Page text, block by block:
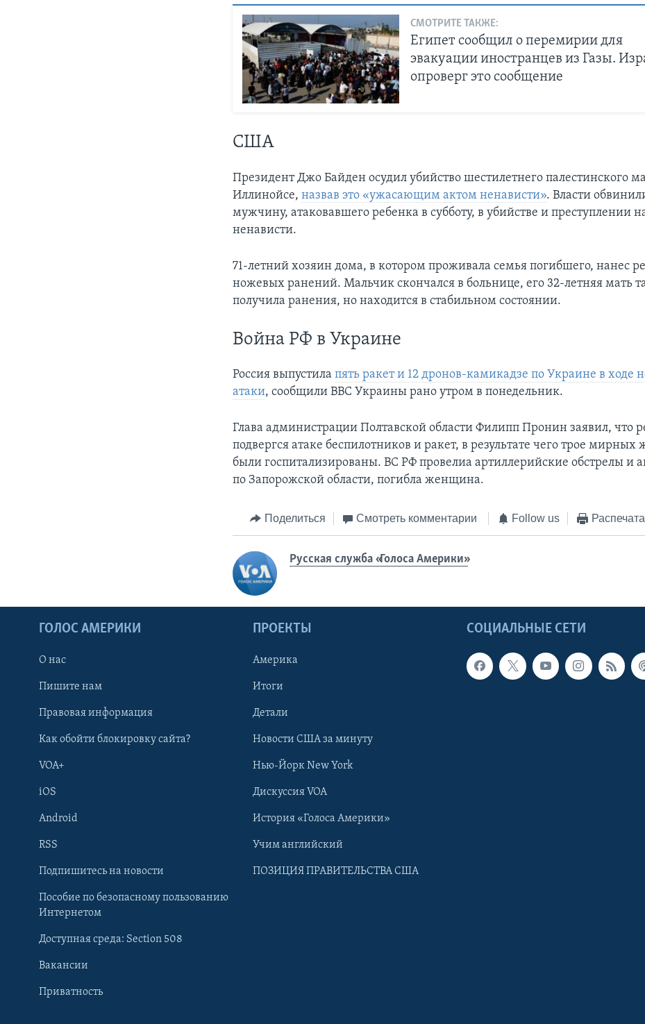
Learning English
Языки
СМОТРИТЕ ТАКЖЕ:
Египет сообщил о перемирии для
эвакуации иностранцев из Газы.
опроверг это сообщение
США
Президент Джо Байден осудил убийство шестилетнего палестинского
Иллинойсе,назвав это «ужасающим актом ненависти». Власти
мужчину, атаковавшего ребенка в субботу, в убийстве и преступлении
ненависти.
71-летний хозяин дома, в котором проживала семья погибшего, нанес
ножевых ранений. Мальчик скончался в больнице, его 32-летняя мать
получила ранения, но находится в стабильном состоянии.
Война РФ в Украине
Россия выпустилапять ракет и 12 дронов-камикадзе по Украине в ходе
атаки, сообщили ВВС Украины рано утром в понедельник.
Глава администрации Полтавской области Филипп Пронин заявил, что
подвергся атаке беспилотников и ракет, в результате чего трое мирных
были госпитализированы. ВС РФ провелиа артиллерийские обстрелы и
по Запорожской области, погибла женщина.
Поделиться Смотреть комментарии Follow us
Русская служба «Голоса Америки»
СОЦИАЛЬНЫЕ СЕТИ
ГОЛОС АМЕРИКИ
О нас
Пишите нам
Правовая информация
Как обойти блокировку сайта?
VOA+
iOS
Android
RSS
Подпишитесь на новости
Пособие по безопасному пользованию
Интернетом
Доступная среда: Section 508
Вакансии
Приватность
ПРОЕКТЫ
Америка
Итоги
Детали
Новости США за минуту
Нью-Йорк New York
Дискуссия VOA
История «Голоса Америки»
Учим английский
ПОЗИЦИЯ ПРАВИТЕЛЬСТВА США